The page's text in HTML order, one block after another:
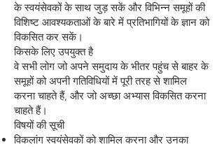
के स्वयंसेवकों के साथ जुड़ सकें और विभिन्न समूहों की
विशिष्ट आवश्यकताओं के बारे में प्रतिभागियों के ज्ञान को
विकसित कर सकें।
किसके लिए उपयुक्त है
वे सभी लोग जो अपने समुदाय के भीतर पहुंच से बाहर के
समूहों को अपनी गतिविधियों में पूरी तरह से शामिल
करना चाहते हैं, और जो अच्छा अभ्यास विकसित करना
चाहते हैं।
विषयों की सूची
विकलांग स्वयंसेवकों को शामिल करना और उनका